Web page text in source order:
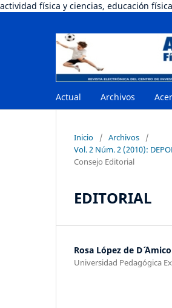
actividad física y ciencias, educación
Actual Archivos
Inicio / Archivos
/
Vol. 2 Núm. 2 (2010):
Consejo Editorial
EDITORIAL
Rosa López de D´ ´Amico
Universidad Pedagógica